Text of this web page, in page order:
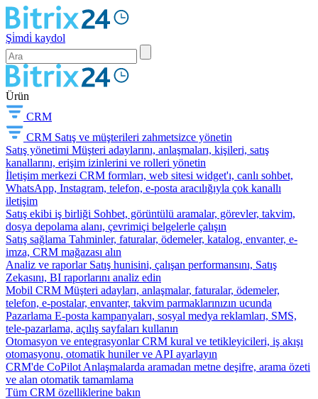
Şi̇mdi̇ kaydol
Ürün
CRM
CRM Satış ve müşterileri zahmetsizce yönetin
Satış yönetimi Müşteri adaylarını, anlaşmaları, kişileri, satış
kanallarını, erişim izinlerini ve rolleri yönetin
İletişim merkezi CRM formları, web sitesi widget'ı, canlı sohbet,
WhatsApp, Instagram, telefon, e-posta aracılığıyla çok kanallı
iletişim
Satış ekibi iş birliği Sohbet, görüntülü aramalar, görevler, takvim,
dosya depolama alanı, çevrimiçi belgelerle çalışın
Satış sağlama Tahminler, faturalar, ödemeler, katalog, envanter, e-
imza, CRM mağazası alın
Analiz ve raporlar Satış hunisini, çalışan performansını, Satış
Zekasını, BI raporlarını analiz edin
Mobil CRM Müşteri adayları, anlaşmalar, faturalar, ödemeler,
telefon, e-postalar, envanter, takvim parmaklarınızın ucunda
Pazarlama E-posta kampanyaları, sosyal medya reklamları, SMS,
tele-pazarlama, açılış sayfaları kullanın
Otomasyon ve entegrasyonlar CRM kural ve tetikleyicileri, iş akışı
otomasyonu, otomatik huniler ve API ayarlayın
CRM'de CoPilot Anlaşmalarda aramadan metne deşifre, arama özeti
ve alan otomatik tamamlama
Tüm CRM özelliklerine bakın